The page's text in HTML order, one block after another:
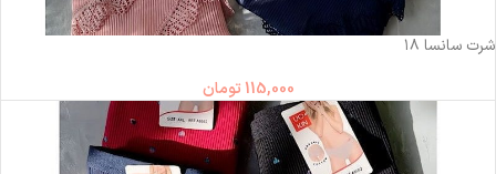
شرت سانسا ۱۸
115,000 تومان